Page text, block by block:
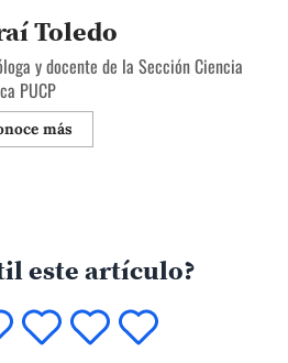
se desempeñó como
Ministerio de Economía y
[…]
Toledo
y docente de la Sección Ciencia
PUCP
más
este artículo?